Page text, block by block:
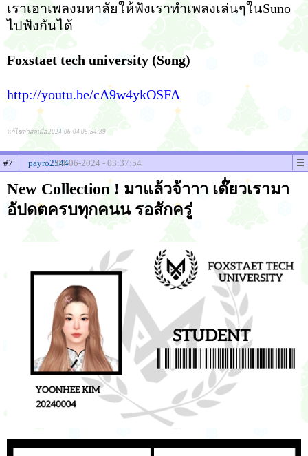
เราเอาเพลงมหาลัยให้ฟังเราทำเพลงเล่นๆในSuno
ไปฟังกันได้
Foxstaet tech university (Song)
http://youtu.be/cA9w4ykOSFA
แก้ไขล่าสุดเมื่อ 2024-06-04 05:54:39
#7 payro254404-06-2024 - 03:37:54
New Collection ! มาแล้วจ้าาา เด๊่ยวเรามา
อัปดตครบทุกคนน รอสักครู่